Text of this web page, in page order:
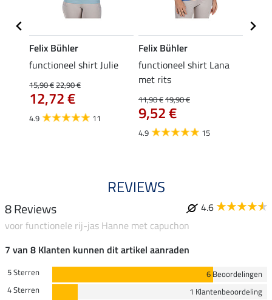
Felix Bühler
functioneel shirt Julie
15,90 €22,90 €
12,72 €
4.9 11
Felix Bühler
functioneel shirt Lana
met rits
11,90 €19,90 €
9,52 €
4.9 15
REVIEWS
8 Reviews
4.6
voor functionele rij-jas Hanne met capuchon
7 van 8 Klanten kunnen dit artikel aanraden
5 Sterren
6 Beoordelingen
4 Sterren
1 Klantenbeoordeling